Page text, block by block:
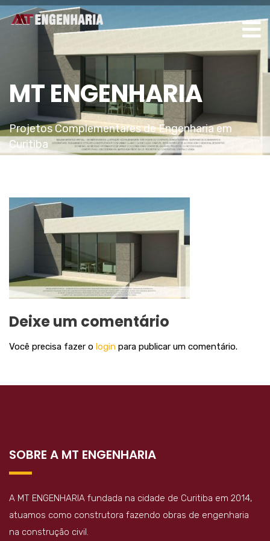
MT ENGENHARIA
Projetos Complementares de Engenharia em
Curitiba
Deixe um comentário
Você precisa fazer o login para publicar um comentário.
SOBRE A MT ENGENHARIA
A MT ENGENHARIA fundada na cidade de Curitiba em 2014,
atuamos como construtora fazendo obras de engenharia
na construção civil.